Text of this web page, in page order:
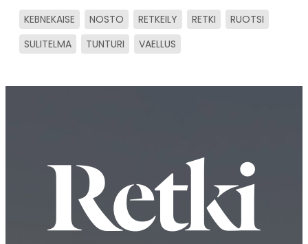
KEBNEKAISE NOSTO RETKEILY RETKI
RUOTSI
SULITELMA
TUNTURI VAELLUS